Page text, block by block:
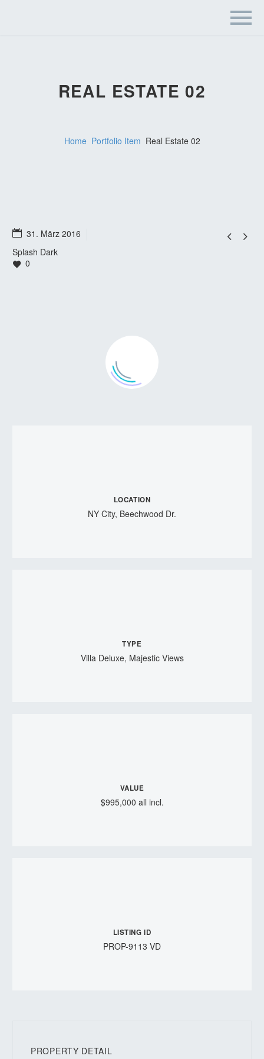
REAL ESTATE 02
Home Portfolio Item Real Estate 02
 
31. März 2016
Splash Dark
0
LOCATION
NY City, Beechwood Dr.
TYPE
Villa Deluxe, Majestic Views
VALUE
$995,000 all incl.
LISTING ID
PROP-9113 VD
PROPERTY DETAIL